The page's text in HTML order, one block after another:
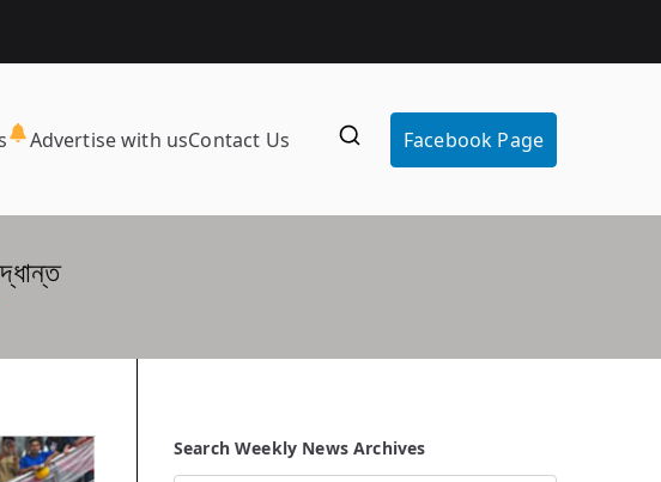
Advertise with usContact Us Facebook Page
Search Weekly News Archives